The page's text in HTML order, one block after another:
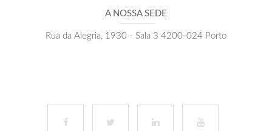
A NOSSA SEDE
Rua da Alegria, 1930 - Sala 3 4200-024 Porto